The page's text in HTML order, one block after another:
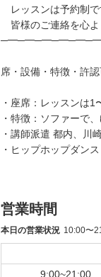
レッスンは予約制で
皆様のご連絡を心よ
席・設備・特徴・許
・座席：レッスンは
・特徴：ソファーで
・講師派遣 都内、川
・ヒップホップダン
営業時間
本日の営業状況 10:00〜
9:00~21:00